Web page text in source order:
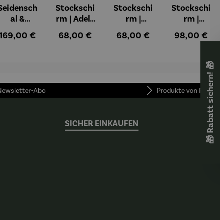
al &
rm Set | Preis:
€
Stockschi
rm | Adele
Klimt
Regulärer Preis:
68,00 €
Stockschi
rm |
bei
Regulärer Preis:
68,00 €
Stockschi
rm |
t –
Hundertw
asser
Regulärer
98,00 €
Abo Produkte von FUNKE
SICHER EINKAUFEN 🎁 Rabatt sichern! 🎁